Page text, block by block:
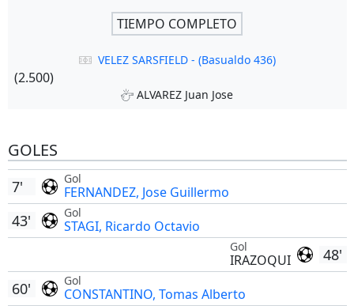
TIEMPO COMPLETO
VELEZ SARSFIELD - (Basualdo 436)
(2.500)
ALVAREZ Juan Jose
GOLES
Gol
FERNANDEZ, Jose Guillermo
7'
Gol
STAGI, Ricardo Octavio
43'
48'
Gol
IRAZOQUI
Gol
CONSTANTINO, Tomas Alberto
60'